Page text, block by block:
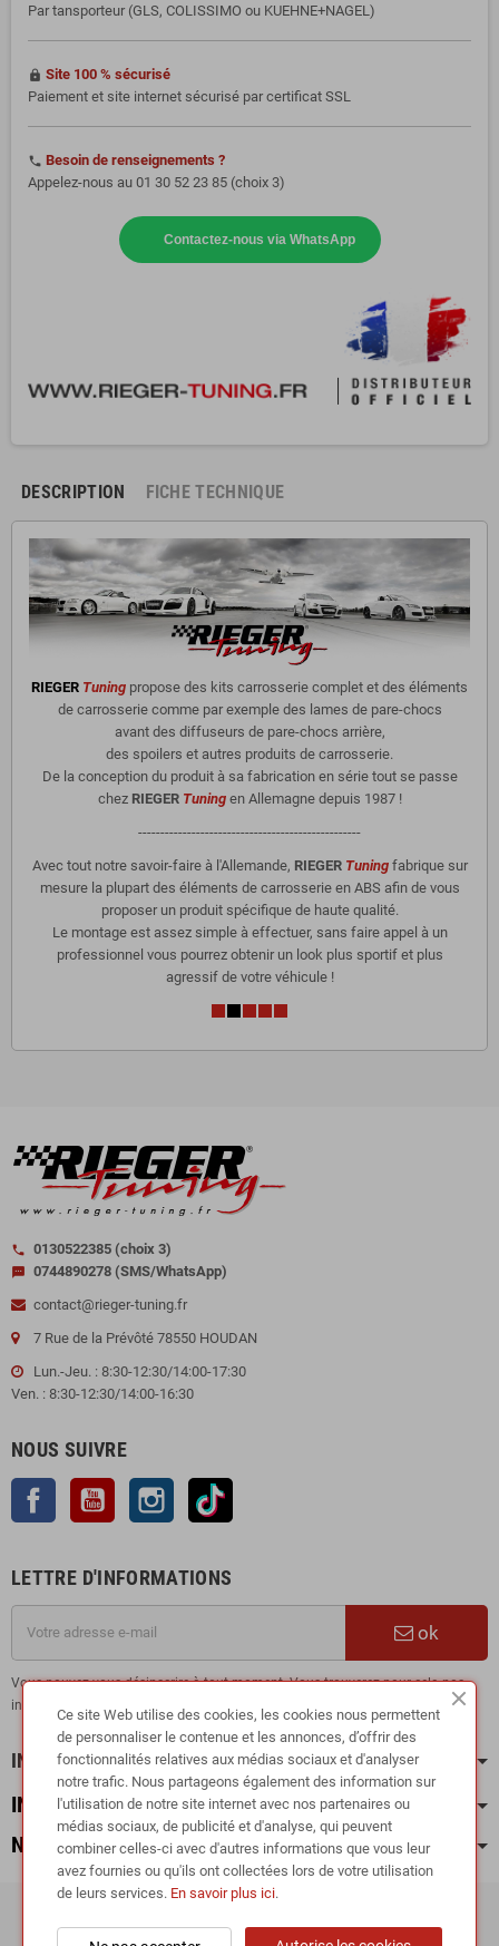
Par tansporteur (GLS, COLISSIMO ou KUEHNE+NAGEL)
https Site 100 % sécurisé
Paiement et site internet sécurisé par certificat SSL
phone Besoin de renseignements ?
Appelez-nous au 01 30 52 23 85 (choix 3)
Contactez-nous via WhatsApp
DESCRIPTION FICHE TECHNIQUE
RIEGER Tuning propose des kits carrosserie complet et des éléments
de carrosserie comme par exemple des lames de pare-chocs
avant des diffuseurs de pare-chocs arrière,
des spoilers et autres produits de carrosserie.
De la conception du produit à sa fabrication en série tout se passe
chez RIEGER Tuningen Allemagne depuis 1987 !
--------------------------------------------------
Avec tout notre savoir-faire à l'Allemande, RIEGER Tuning fabrique sur
mesure la plupart des éléments de carrosserie en ABS afin de vous
proposer un produit spécifique de haute qualité.
Le montage est assez simple à effectuer, sans faire appel à un
professionnel vous pourrez obtenir un look plus sportif et plus
agressif de votre véhicule !
call 0130522385 (choix 3)
sms
0744890278 (SMS/WhatsApp)
contact@rieger-tuning.fr
7 Rue de la Prévôté 78550 HOUDAN
Lun.-Jeu. : 8:30-12:30/14:00-17:30
Ven. : 8:30-12:30/14:00-16:30
NOUS SUIVRE
Facebook YouTube Instagram
LETTRE D'INFORMATIONS
ok
Vous pouvez vous désinscrire à tout moment. Vous trouverez pour cela nos
informations de contact dans les conditions d'utilisation du site.
INFORMATION
INFOS PRATIQUES
NOS CATÉGORIES
Ce site Web utilise des cookies, les cookies nous permettent
de personnaliser le contenue et les annonces, d’offrir des
fonctionnalités relatives aux médias sociaux et d'analyser
notre trafic. Nous partageons également des information sur
l'utilisation de notre site internet avec nos partenaires ou
médias sociaux, de publicité et d'analyse, qui peuvent
combiner celles-ci avec d'autres informations que vous leur
avez fournies ou qu'ils ont collectées lors de votre utilisation
de leurs services. En savoir plus ici.